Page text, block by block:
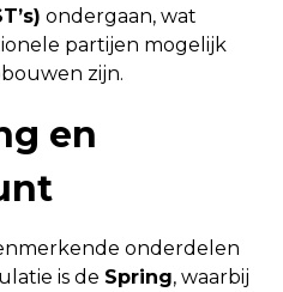
ondergaan, wat
partijen mogelijk
zijn.
en
onderdelen
is de Spring, waarbij